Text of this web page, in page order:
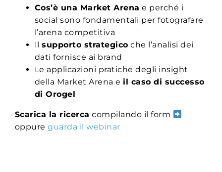
Cos’è una Market Arena e perché i
social sono fondamentali per fotografare
l’arena competitiva
Il supporto strategico che l’analisi dei
dati fornisce ai brand
Le applicazioni pratiche degli insight
della Market Arena e il caso di successo
di Orogel
Scarica la ricerca compilando il form
oppureguarda il webinar